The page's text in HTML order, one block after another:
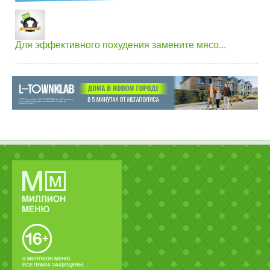
Для эффективного похудения замените мясо...
© МИЛЛИОН МЕНЮ.
ВСЕ ПРАВА ЗАЩИЩЕНЫ.